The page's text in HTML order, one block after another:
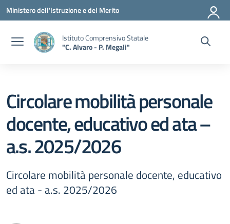
Vai ai contenuti
Vai al menu di navigazione
Vai al footer
Ministero dell'Istruzione e del Merito
Istituto Comprensivo Statale
"C. Alvaro - P. Megali"
Circolare mobilità personale
docente, educativo ed ata –
a.s. 2025/2026
Circolare mobilità personale docente, educativo
ed ata - a.s. 2025/2026